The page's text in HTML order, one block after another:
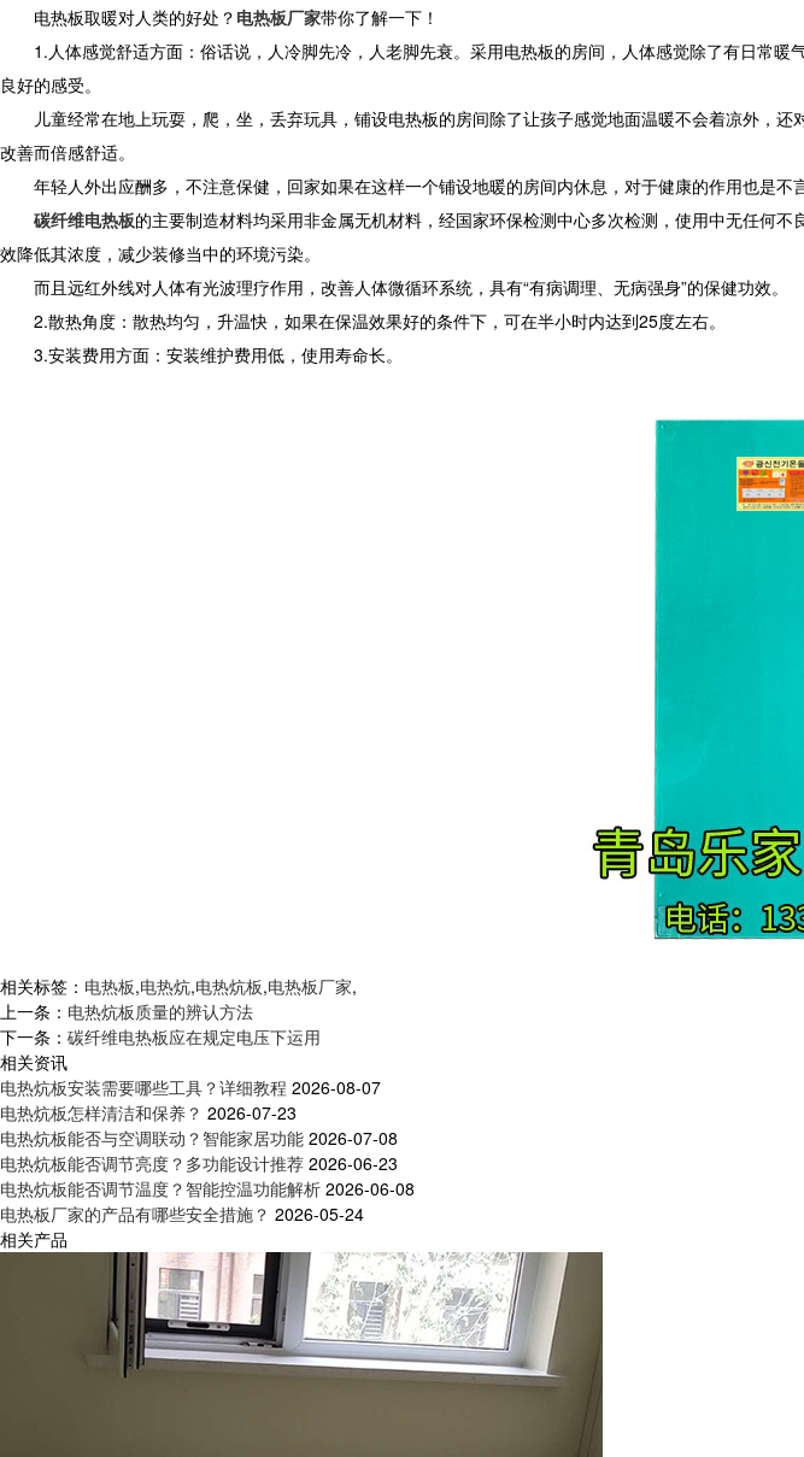
电热板取暖对人类的好处？ 电热板厂家带你了解一下！
1.人体感觉舒适方面：俗话说，人冷脚先冷，人老脚先衰。采用电热板的房间，人体感觉除了有日常暖
良好的感受。
儿童经常在地上玩耍，爬，坐，丢弃玩具，铺设电热板的房间除了让孩子感觉地面温暖不会着凉外，
改善而倍感舒适。
年轻人外出应酬多，不注意保健，回家如果在这样一个铺设地暖的房间内休息，对于健康的作用也是不言
碳纤维电热板的主要制造材料均采用非金属无机材料，经国家环保检测中心多次检测，使用中无任何
效降低其浓度，减少装修当中的环境污染。
而且远红外线对人体有光波理疗作用，改善人体微循环系统，具有“有病调理、无病强身”的保健功效。
2.散热角度：散热均匀，升温快，如果在保温效果好的条件下，可在半小时内达到25度左右。
3.安装费用方面：安装维护费用低，使用寿命长。
相关标签： 电热板,电热炕,电热炕板,电热板厂家,
上一条： 电热炕板质量的辨认方法
下一条： 碳纤维电热板应在规定电压下运用
相关资讯
电热炕板安装需要哪些工具？详细教程 2026-08-07
电热炕板怎样清洁和保养？ 2026-07-23
电热炕板能否与空调联动？智能家居功能 2026-07-08
电热炕板能否调节亮度？多功能设计推荐 2026-06-23
电热炕板能否调节温度？智能控温功能解析 2026-06-08
电热板厂家的产品有哪些安全措施？ 2026-05-24
相关产品